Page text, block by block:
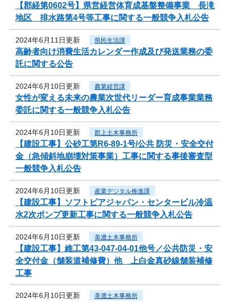
【郡経第0602号】県営経営体育成基盤整備事業 長滝
地区 排水路第4号等工事に関する一般競争入札公告
2024年6月11日更新 県民生活課
高齢者向け消費生活カレンダー作成及び発送業務の委
託に関する公告
2024年6月10日更新 農業経営課
女性が変える未来の農業次世代リーダー育成事業業務
委託に関する一般競争入札公告
2024年6月10日更新 郡上土木事務所
【建設工事】公砂工第R6-89-1号/公共 防災・安全交付
金（急傾斜地崩壊対策事業）工事に関する事後審査型
一般競争入札公告
2024年6月10日更新 産業デジタル推進課
【建設工事】ソフトピアジャパン・センタービル冷温
水2次ポンプ更新工事に関する一般競争入札公告
2024年6月10日更新 美濃土木事務所
【建設工事】維工第43-047-04-01他号／公共防災・安
全交付金（舗装道補修費）他 上白金真砂線舗装補修
工事
2024年6月10日更新 美濃土木事務所